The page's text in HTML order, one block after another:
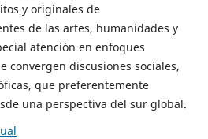
y originales de
de las artes, humanidades y
atención en enfoques
convergen discusiones sociales,
que preferentemente
una perspectiva del sur global.